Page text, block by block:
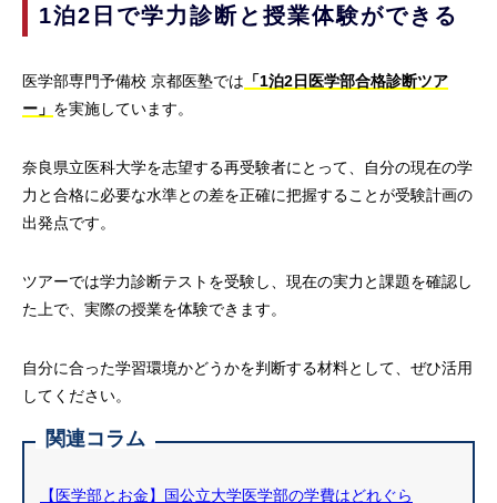
1泊2日で学力診断と授業体験ができる
医学部専門予備校 京都医塾では 「1泊2日医学部合格診断ツア
ー」 を実施しています。
奈良県立医科大学を志望する再受験者にとって、自分の現在の学
力と合格に必要な水準との差を正確に把握することが受験計画の
出発点です。
ツアーでは学力診断テストを受験し、現在の実力と課題を確認し
た上で、実際の授業を体験できます。
自分に合った学習環境かどうかを判断する材料として、ぜひ活用
してください。
関連コラム
【医学部とお金】国公立大学医学部の学費はどれぐら